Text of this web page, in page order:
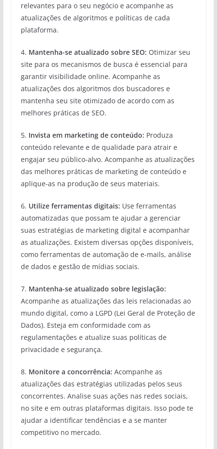
relevantes para o seu negócio e acompanhe as
atualizações de algoritmos e políticas de cada
plataforma.
4. Mantenha-se atualizado sobre SEO: Otimizar seu
site para os mecanismos de busca é essencial para
garantir visibilidade online. Acompanhe as
atualizações dos algoritmos dos buscadores e
mantenha seu site otimizado de acordo com as
melhores práticas de SEO.
5. Invista em marketing de conteúdo: Produza
conteúdo relevante e de qualidade para atrair e
engajar seu público-alvo. Acompanhe as atualizações
das melhores práticas de marketing de conteúdo e
aplique-as na produção de seus materiais.
6. Utilize ferramentas digitais: Use ferramentas
automatizadas que possam te ajudar a gerenciar
suas estratégias de marketing digital e acompanhar
as atualizações. Existem diversas opções disponíveis,
como ferramentas de automação de e-mails, análise
de dados e gestão de mídias sociais.
7. Mantenha-se atualizado sobre legislação:
Acompanhe as atualizações das leis relacionadas ao
mundo digital, como a LGPD (Lei Geral de Proteção de
Dados). Esteja em conformidade com as
regulamentações e atualize suas políticas de
privacidade e segurança.
8. Monitore a concorrência: Acompanhe as
atualizações das estratégias utilizadas pelos seus
concorrentes. Analise suas ações nas redes sociais,
no site e em outras plataformas digitais. Isso pode te
ajudar a identificar tendências e a se manter
competitivo no mercado.